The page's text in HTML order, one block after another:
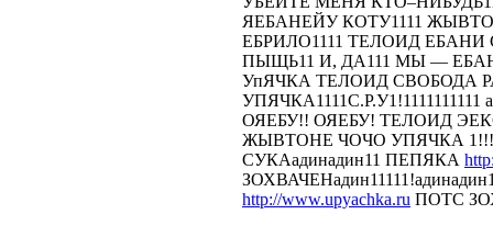
ЯЕБАНЕЙУ КОТУ1111
ЕБРИЛО1111 ТЕЛОИД ЕБАНИ
ПЫЩЬ11 И, ДА111 МЫ —
УпЯЧКА ТЕЛОИД СВОБОДА
УПЯЧКА1111С.Р.У1!1111111111
ОЯЕБУ!! ОЯЕБУ! ТЕЛОИД
ЖЫВТОНЕ ЧОЧО УПЯЧКА
СУКАадинадин11 ПЕПЯКА
http://www.upyachka.ru ПОТС